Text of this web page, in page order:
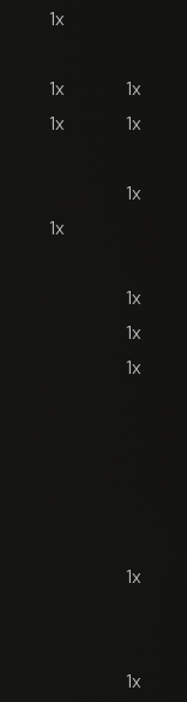
1x
1x
1x
1x
1x
1x
1x
1x
1x
1x
1x
1x